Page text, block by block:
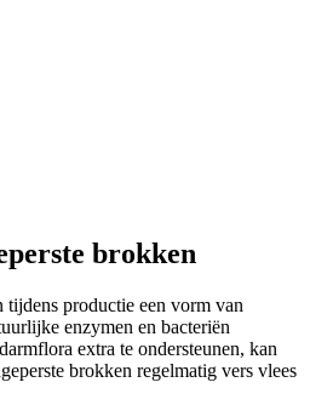
brokken
productie een vorm van
enzymen en bacteriën
extra te ondersteunen, kan
brokken regelmatig vers vlees